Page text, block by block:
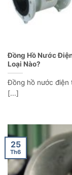
Đồng Hồ Nước
Loại Nào?
Đồng hồ nước điện
[...]
25
Th6